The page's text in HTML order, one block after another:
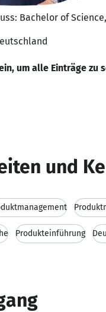
Bachelor of
um alle Einträge zu
und
Produkteinführung